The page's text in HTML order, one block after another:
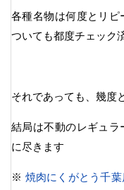
各種名物は何度とリピ
ついても都度チェック
それであっても、幾度
結局は不動のレギュラ
に尽きます
※ 焼肉にくがとう千